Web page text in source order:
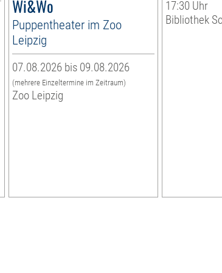
Wi&Wo
Puppentheater im Zoo
Leipzig
07.08.2026 bis 09.08.2026
(mehrere Einzeltermine im Zeitraum)
Zoo Leipzig
17:30 Uhr
Bibliothek